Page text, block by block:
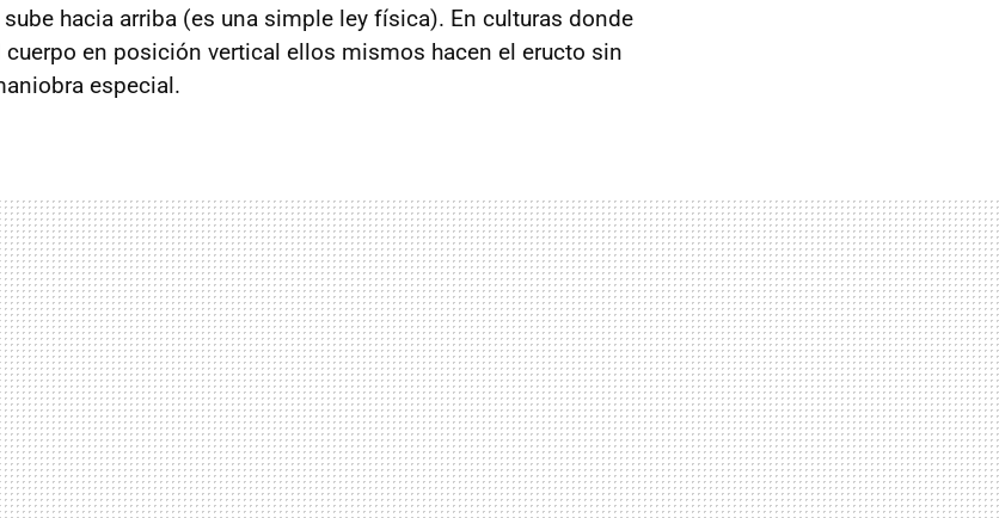
hacia arriba (es una simple ley física). En culturas donde
en posición vertical ellos mismos hacen el eructo sin
especial.